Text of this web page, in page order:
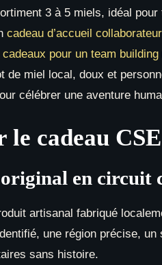
3 à 5 miels, idéal
cadeau d’accueil
cadeaux pour un team
de miel local, doux et
célébrer une aventure
le cadeau
original en circuit
artisanal fabriqué
une région précise,
sans histoire.